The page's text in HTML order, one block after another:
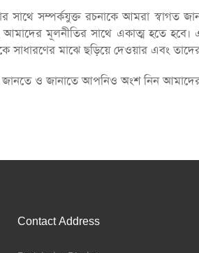
সাথে সম্পর্কযুক্ত রচনাকে আমরা
আমাদের মূলনীতির সাথে একাত্ম হতে
সাধারণের মাঝে ছড়িয়ে দেওয়ার এবং
জানতে ও জানাতে আপনিও অংশ নিন
Contact Address